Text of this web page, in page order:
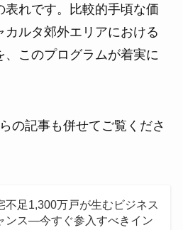
表れです。比較的手頃な価
ルタ郊外エリアにおける
、このプログラムが着実に
の記事も併せてご覧くださ
不足1,300万戸が生むビジネス
ンス―今すぐ参入すべきイン